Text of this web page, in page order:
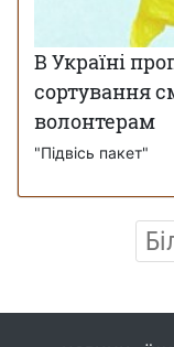
В Україні
сортування
волонтерам
"Підвісь пакет"